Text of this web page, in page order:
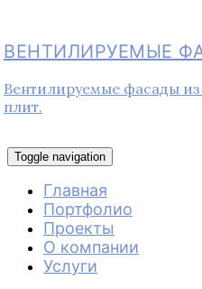
ВЕНТИЛИРУЕМЫЕ
Вентилируемые фасады
плит.
Toggle navigation
Главная
Портфолио
Проекты
О компании
Услуги